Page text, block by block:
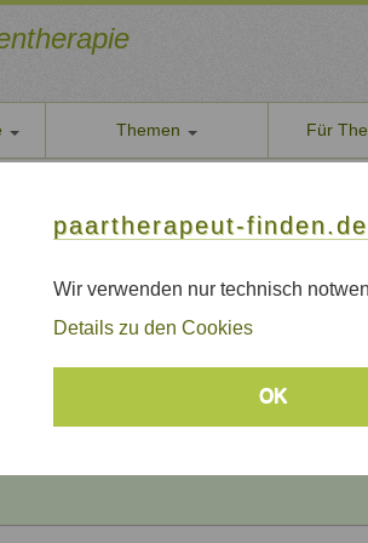
paartherapeut-finden.de
Wir verwenden nur technisch
Details zu den Cookies
OK
Themen Für
Themen Qualität
/ Paartherapie Neumünster
Paartherapie Neumünster
Beratungsthemen